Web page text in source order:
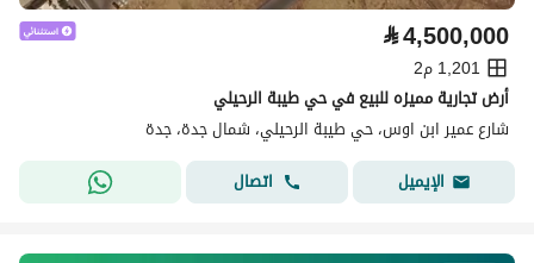
⃁4,500,000
1,201 م2
أرض تجارية مميزه للبيع في حي طيبة الرحيلي
شارع عمير ابن اوس، حي طيبة الرحيلي، شمال جدة، جدة
الإيميل
اتصال